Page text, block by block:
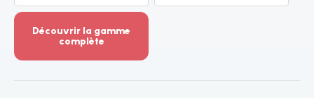
Découvrir la gamme
complète
-